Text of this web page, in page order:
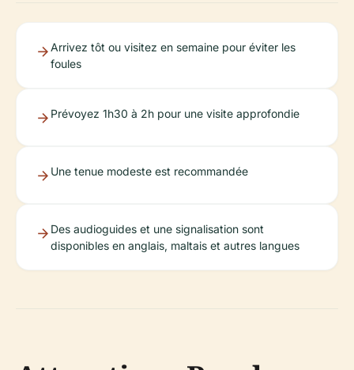
Arrivez tôt ou visitez en semaine pour éviter les
foules
Prévoyez 1h30 à 2h pour une visite approfondie
Une tenue modeste est recommandée
Des audioguides et une signalisation sont
disponibles en anglais, maltais et autres langues